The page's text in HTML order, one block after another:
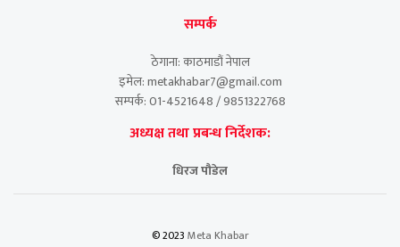
सम्पर्क
ठेगाना: काठमाडौं नेपाल
इमेल: metakhabar7@gmail.com
सम्पर्क: 01-4521648 / 9851322768
अध्यक्ष तथा प्रबन्ध निर्देशक:
धिरज पौडेल
© 2023 Meta Khabar